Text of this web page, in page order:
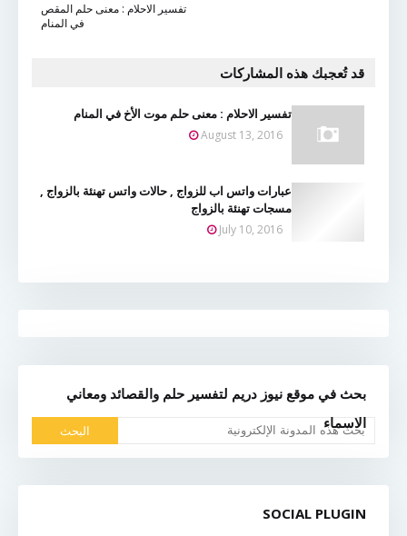
تفسير الاحلام : معنى حلم المقص
في المنام
قد تُعجبك هذه المشاركات
تفسير الاحلام : معنى حلم موت الأخ في المنام
August 13, 2016
عبارات واتس اب للزواج , حالات واتس تهنئة بالزواج ,
مسجات تهنئة بالزواج
July 10, 2016
بحث في موقع نيوز دريم لتفسير حلم والقصائد ومعاني
الاسماء
SOCIAL PLUGIN